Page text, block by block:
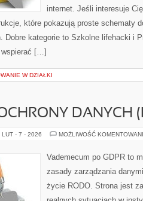
internet. Jeśli interesuje
które pokazują proste schematy
Dobre kategorie to Szkolne lifehacki i
wspierać […]
W DZIAŁKI
DANYCH
LUT - 7 - 2026 MOŻLIWOŚĆ
Vademecum po GDPR to
zasady zarządzania
życie RODO. Strona jest